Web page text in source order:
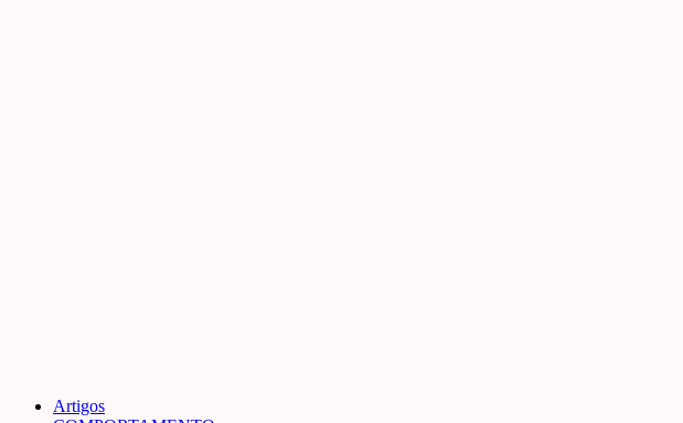
Artigos